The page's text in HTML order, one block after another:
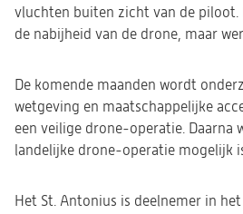
vluchten buiten zicht van de piloot.
de nabijheid van de drone, maar
De komende maanden wordt
wetgeving en maatschappelijke
een veilige drone-operatie. Daarna
landelijke drone-operatie mogelijk
Het St. Antonius is deelnemer in